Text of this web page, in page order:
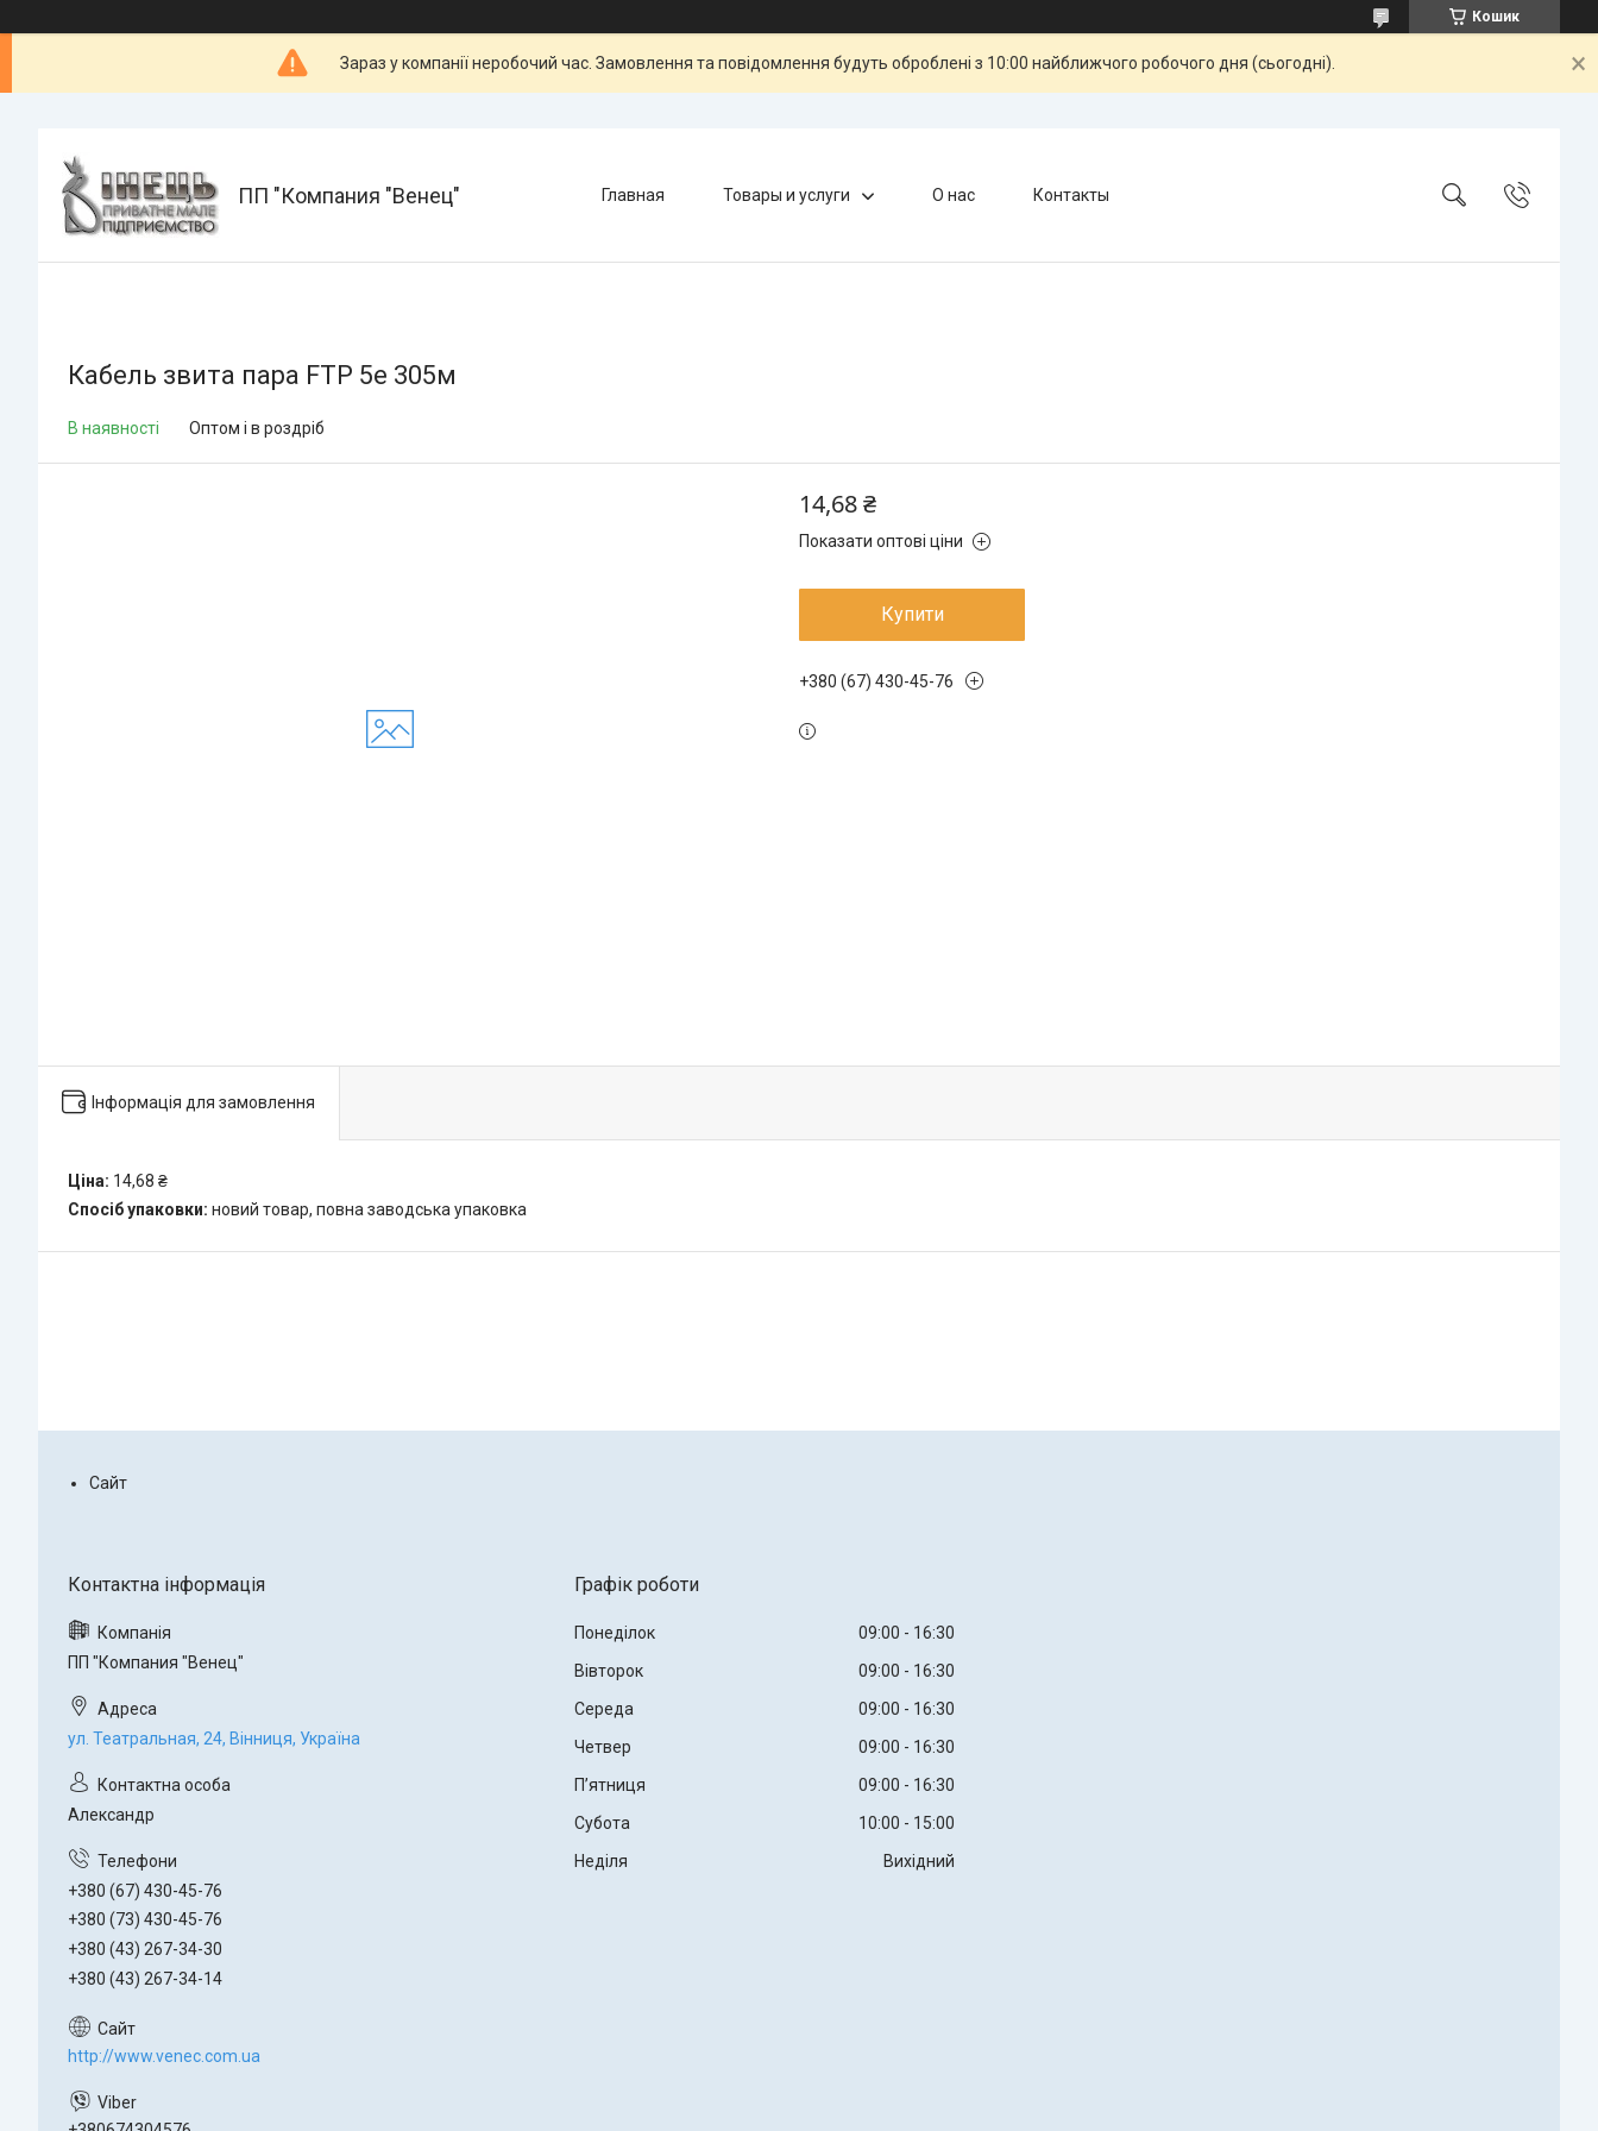
Кошик
Зараз у компанії неробочий час. Замовлення та повідомлення будуть оброблені з 10:00 найближчого робочого дня (сьогодні).
ПП "Компания "Венец" Главная Товары и услуги О нас Контакты
Кабель звита пара FTP 5e 305м
В наявності Оптом і в роздріб
14,68 ₴
Показати оптові ціни
Купити
+380 (67) 430-45-76
Інформація для замовлення
Ціна: 14,68 ₴
Спосіб упаковки: новий товар, повна заводська упаковка
Сайт
ПП "Компания "Венец"
ул. Театральная, 24, Вінниця, Україна
Александр
+380 (67) 430-45-76
+380 (73) 430-45-76
+380 (43) 267-34-30
+380 (43) 267-34-14
http://www.venec.com.ua
Графік роботи
Понеділок 09:00
16:30
Вівторок
09:00
16:30
Середа
09:00
16:30
Четвер
09:00
16:30
Пʼятниця
09:00
16:30
Субота
10:00
15:00
Неділя
Вихідний